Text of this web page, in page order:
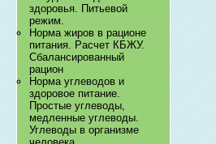
здоровья. Питьевой
режим.
Норма жиров в рационе
питания. Расчет КБЖУ.
Сбалансированный
рацион
Норма углеводов и
здоровое питание.
Простые углеводы,
медленные углеводы.
Углеводы в организме